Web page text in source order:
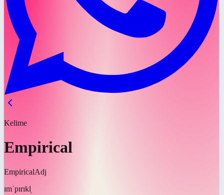
Kelime
Empirical
EmpiricalAdj
ɪmˈpɪrɪkl̩